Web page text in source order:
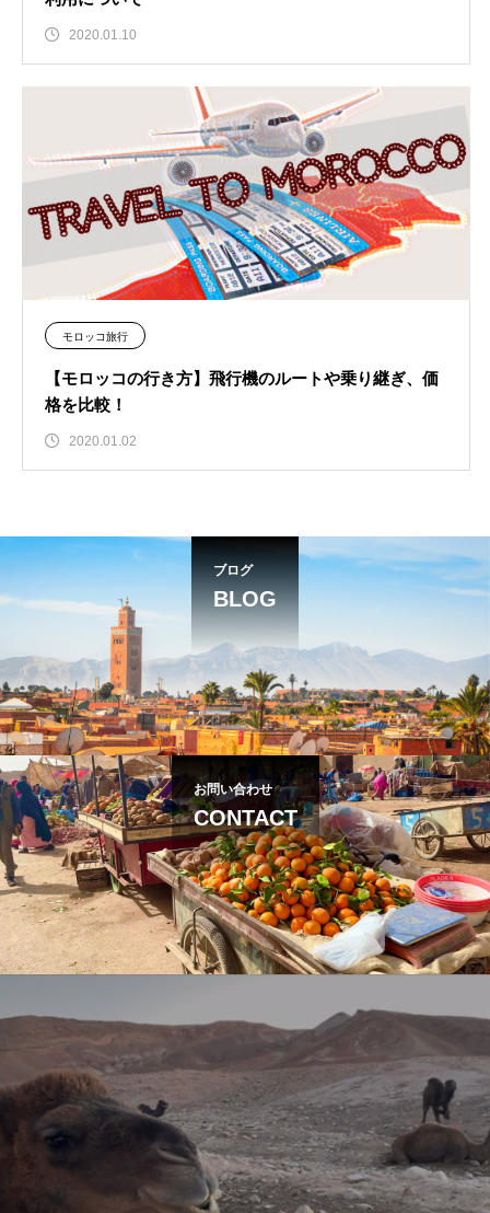
2020.01.10
モロッコ旅行
【モロッコの行き方】飛行機のルートや乗り継ぎ、価
格を比較！
2020.01.02
ブログ
BLOG
お問い合わせ
CONTACT